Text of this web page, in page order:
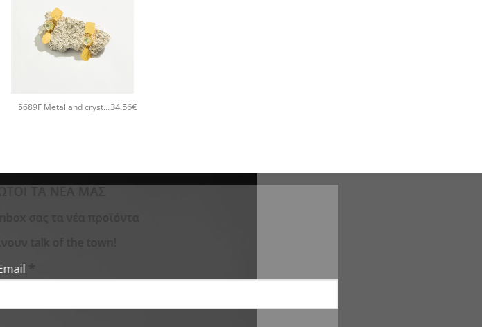
5689F Metal and crystal shine χειροποίητα σκουλαρίκια Catherine bijoux Κίτρινο34.56€
ΤΑ ΝΕΑ ΜΑΣ
σας τα νέα προϊόντα
talk of the town!